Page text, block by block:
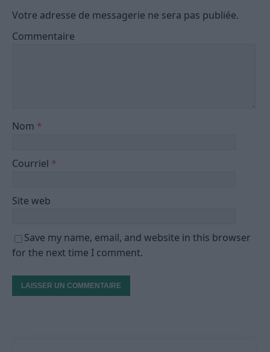
Votre adresse de messagerie ne sera pas publiée.
Commentaire
Nom *
Courriel *
Site web
Save my name, email, and website in this browser
for the next time I comment.